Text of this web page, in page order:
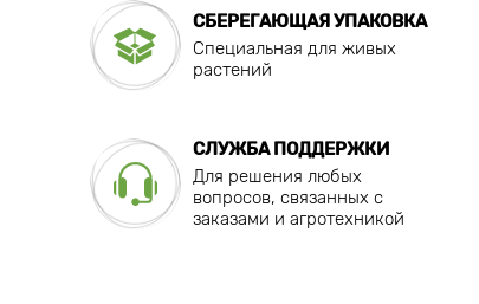
СБЕРЕГАЮЩАЯ УПАКОВКА
Специальная для живых
растений
СЛУЖБА ПОДДЕРЖКИ
Для решения любых
вопросов, связанных с
заказами и агротехникой